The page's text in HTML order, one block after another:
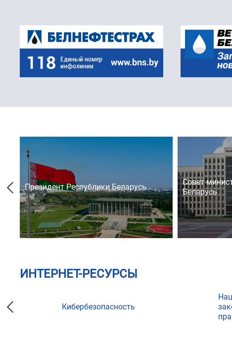
Президент Республики Беларусь
Совет
Беларусь
ИНТЕРНЕТ-РЕСУРСЫ
Кибербезопасность